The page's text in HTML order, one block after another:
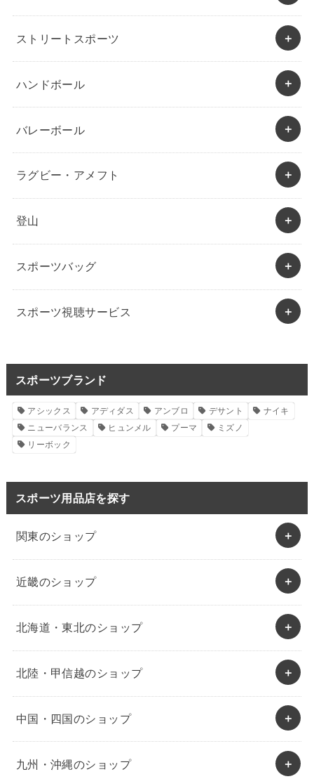
ストリートスポーツ
ハンドボール
バレーボール
ラグビー・アメフト
登山
スポーツバッグ
スポーツ視聴サービス
スポーツブランド
アシックス アディダス アンブロ デサント
ナイキ
ニューバランス
ヒュンメル プーマ
ミズノ
リーボック
スポーツ用品店を探す
関東のショップ
近畿のショップ
北海道・東北のショップ
北陸・甲信越のショップ
中国・四国のショップ
九州・沖縄のショップ